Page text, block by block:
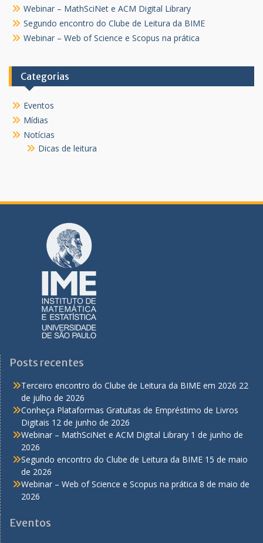
Webinar – MathSciNet e ACM Digital Library
Segundo encontro do Clube de Leitura da BIME
Webinar – Web of Science e Scopus na prática
Categorias
Eventos
Mídias
Notícias
Dicas de leitura
Posts recentes
Terceiro encontro do Clube de Leitura da BIME em 2026 22
de julho de 2026
Conheça Plataformas Gratuitas de Empréstimo de Livros
Digitais 12 de junho de 2026
Webinar – MathSciNet e ACM Digital Library 1 de junho de
2026
Segundo encontro do Clube de Leitura da BIME 15 de maio
de 2026
Webinar – Web of Science e Scopus na prática 8 de maio de
2026
Eventos